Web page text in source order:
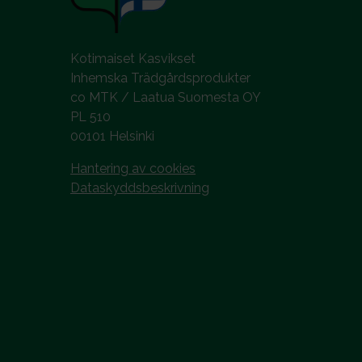
Kotimaiset Kasvikset
Inhemska Trädgårdsprodukter
co MTK / Laatua Suomesta OY
PL 510
00101 Helsinki
Hantering av cookies
Dataskyddsbeskrivning